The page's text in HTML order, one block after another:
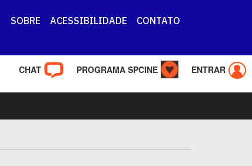
SOBRE ACESSIBILIDADE CONTATO